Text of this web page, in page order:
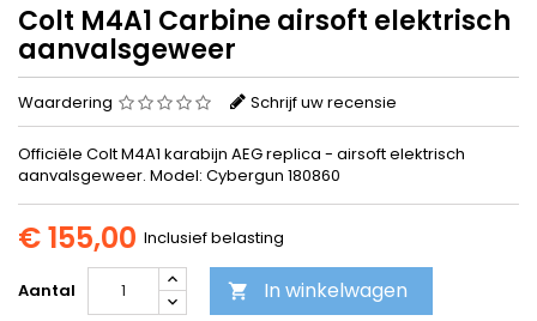
Colt M4A1 Carbine airsoft elektrisch
aanvalsgeweer
Waardering Schrijf uw recensie
Officiële Colt M4A1 karabijn AEG replica - airsoft elektrisch
aanvalsgeweer. Model: Cybergun 180860
€ 155,00 Inclusief belasting
Aantal  In winkelwagen